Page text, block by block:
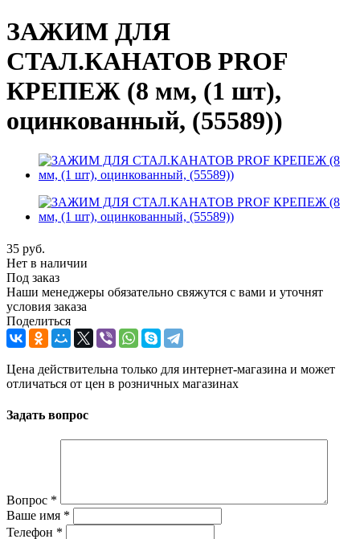
ЗАЖИМ ДЛЯ
СТАЛ.КАНАТОВ PROF
КРЕПЕЖ (8 мм, (1 шт),
оцинкованный, (55589))
35 руб.
Нет в наличии
Под заказ
Наши менеджеры обязательно свяжутся с вами и уточнят
условия заказа
Поделиться
Цена действительна только для интернет-магазина и может
отличаться от цен в розничных магазинах
Задать вопрос
Вопрос *
Ваше имя *
Телефон *